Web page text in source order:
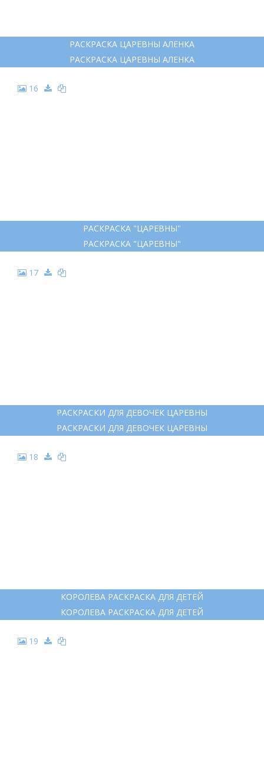
РАСКРАСКА ЦАРЕВНЫ АЛЕНКА
РАСКРАСКА ЦАРЕВНЫ АЛЕНКА
16
РАСКРАСКА "ЦАРЕВНЫ"
РАСКРАСКА "ЦАРЕВНЫ"
17
РАСКРАСКИ ДЛЯ ДЕВОЧЕК ЦАРЕВНЫ
РАСКРАСКИ ДЛЯ ДЕВОЧЕК ЦАРЕВНЫ
18
КОРОЛЕВА РАСКРАСКА ДЛЯ ДЕТЕЙ
КОРОЛЕВА РАСКРАСКА ДЛЯ ДЕТЕЙ
19